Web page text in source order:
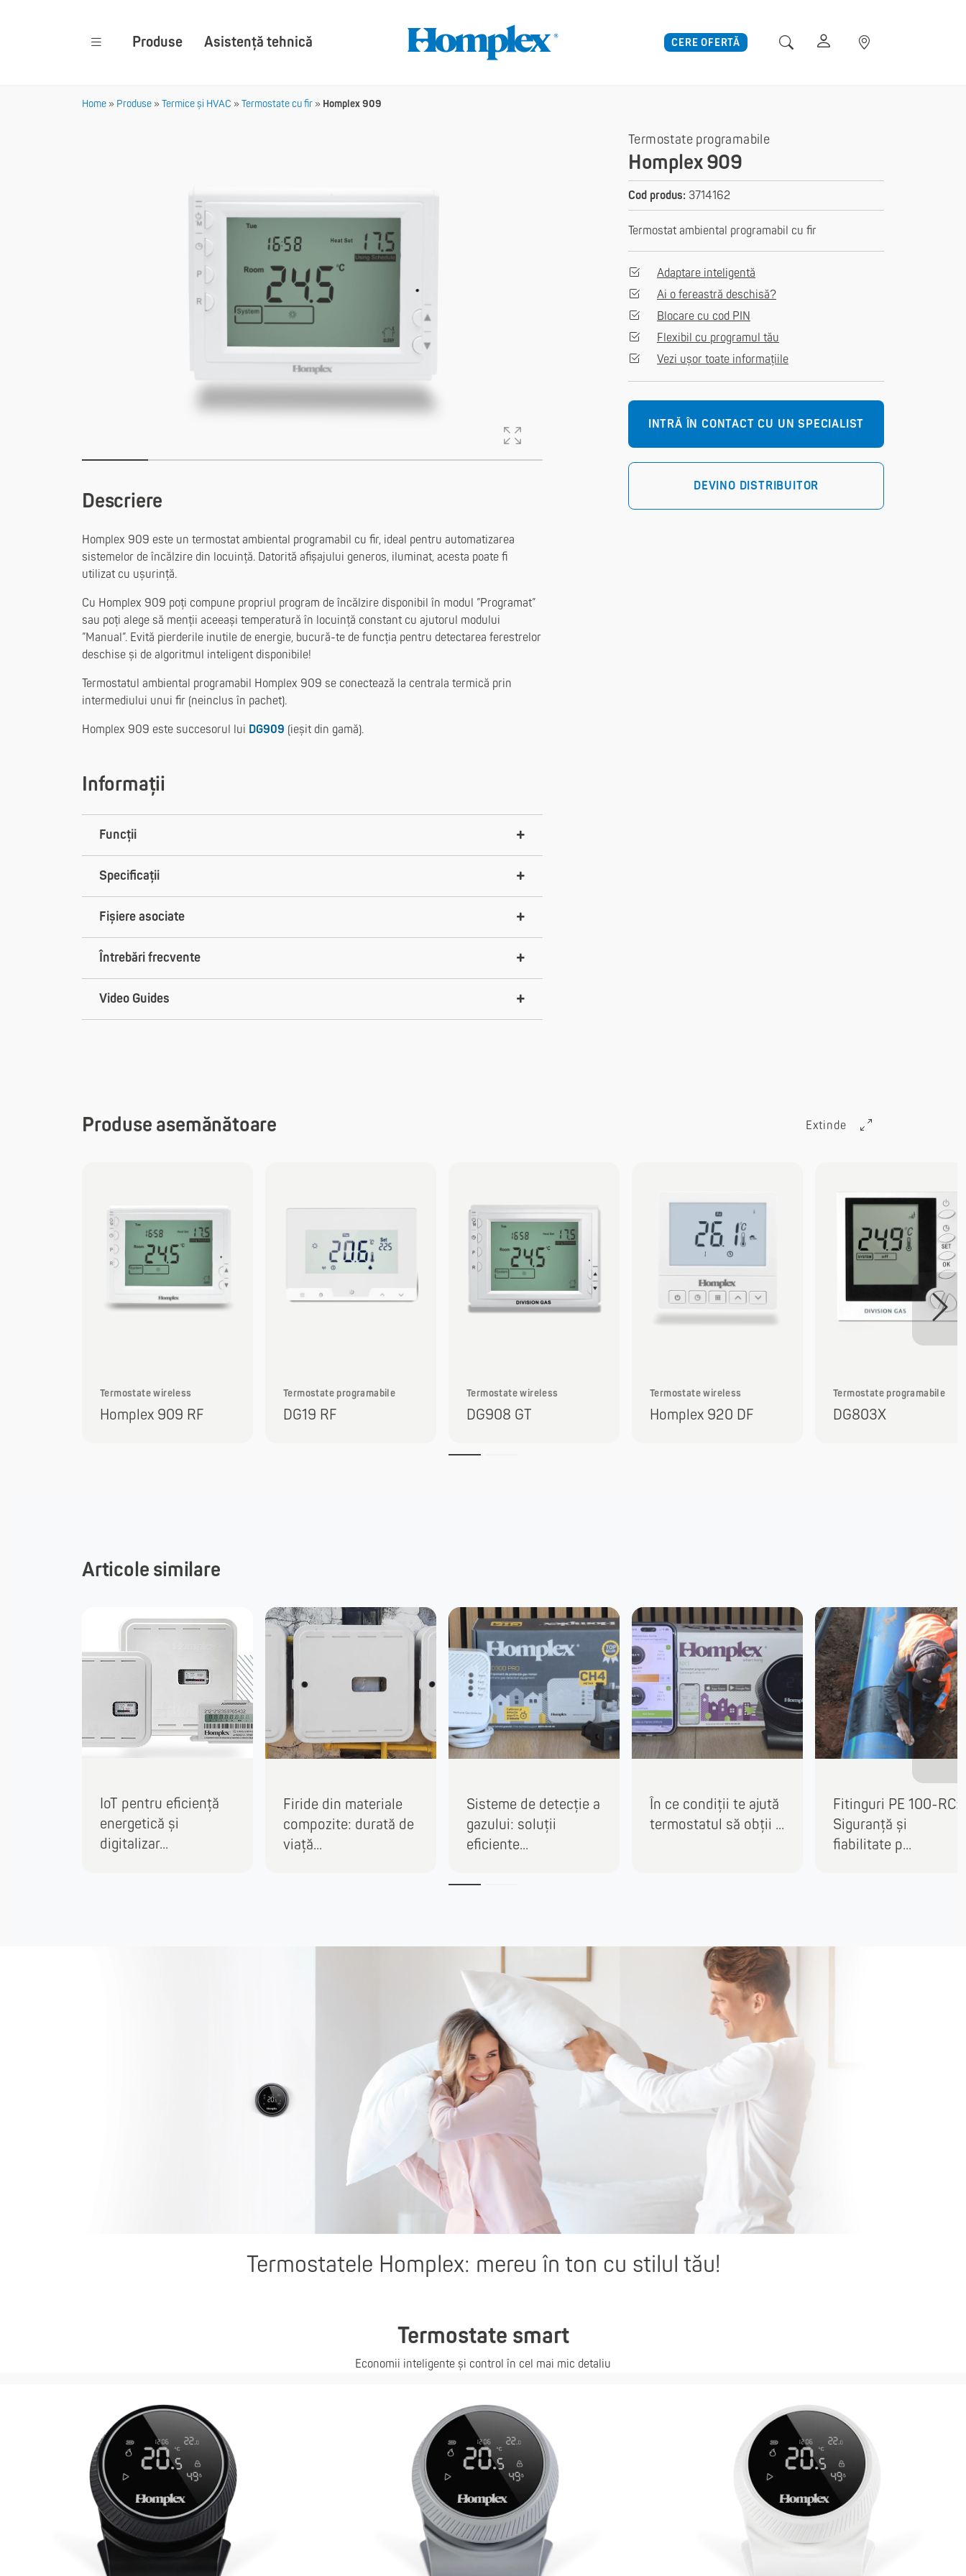
Produse Asistență tehnică CERE OFERTĂ
Home » Produse » Termice și HVAC » Termostate cu fir » Homplex 909
Descriere
Homplex 909 este un termostat ambiental programabil cu fir, ideal pentru automatizarea
sistemelor de încălzire din locuință. Datorită afișajului generos, iluminat, acesta poate fi
utilizat cu ușurință.
Cu Homplex 909 poți compune propriul program de încălzire disponibil în modul ”Programat”
sau poți alege să menții aceeași temperatură în locuință constant cu ajutorul modului
”Manual”. Evită pierderile inutile de energie, bucură-te de funcția pentru detectarea ferestrelor
deschise și de algoritmul inteligent disponibile!
Termostatul ambiental programabil Homplex 909 se conectează la centrala termică prin
intermediului unui fir (neinclus în pachet).
Homplex 909 este succesorul lui DG909 (ieșit din gamă).
Informații
Funcții
Specificații
Fișiere asociate
Întrebări frecvente
Video Guides
Termostate programabile
Homplex 909
Cod produs: 3714162
Termostat ambiental programabil cu fir
Adaptare inteligentă
Ai o fereastră deschisă?
Blocare cu cod PIN
Flexibil cu programul tău
Vezi ușor toate informațiile
INTRĂ ÎN CONTACT CU UN SPECIALIST
DEVINO DISTRIBUITOR
Produse asemănătoare Extinde
Termostate wireless
Homplex 909 RF
Termostate programabile
DG19 RF
Termostate wireless
DG908 GT
Termostate wireless
Homplex 920 DF
Termostate programabile
DG803X
Articole similare
IoT pentru eficiență
energetică și
digitalizar...
Firide din materiale
compozite: durată de
viață...
Sisteme de detecție a
gazului: soluții
eficiente...
În ce condiții te ajută
termostatul să obții ...
Fitinguri PE 100-RC:
Siguranță și
fiabilitate p...
Termostatele Homplex: mereu în ton cu stilul tău!
Termostate smart
Economii inteligente și control în cel mai mic detaliu